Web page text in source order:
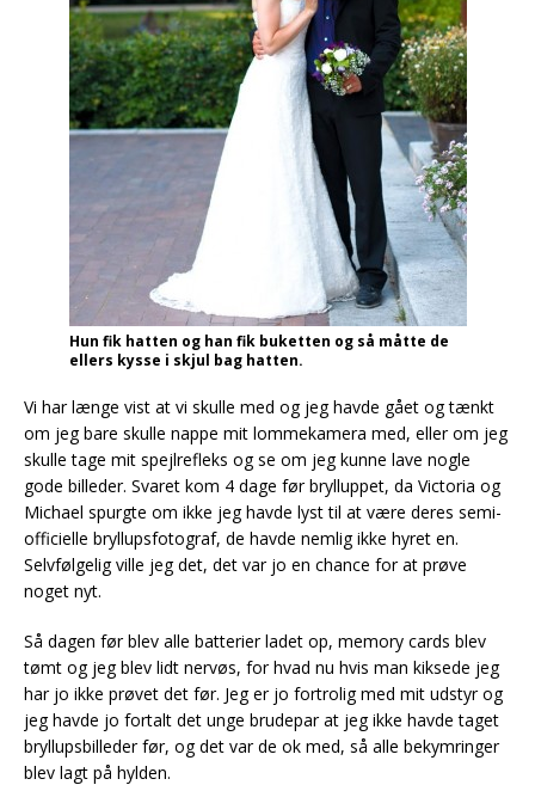
Hun fik hatten og han fik buketten og så måtte de
ellers kysse i skjul bag hatten.
Vi har længe vist at vi skulle med og jeg havde gået og tænkt
om jeg bare skulle nappe mit lommekamera med, eller om jeg
skulle tage mit spejlrefleks og se om jeg kunne lave nogle
gode billeder. Svaret kom 4 dage før brylluppet, da Victoria og
Michael spurgte om ikke jeg havde lyst til at være deres semi-
officielle bryllupsfotograf, de havde nemlig ikke hyret en.
Selvfølgelig ville jeg det, det var jo en chance for at prøve
noget nyt.
Så dagen før blev alle batterier ladet op, memory cards blev
tømt og jeg blev lidt nervøs, for hvad nu hvis man kiksede jeg
har jo ikke prøvet det før. Jeg er jo fortrolig med mit udstyr og
jeg havde jo fortalt det unge brudepar at jeg ikke havde taget
bryllupsbilleder før, og det var de ok med, så alle bekymringer
blev lagt på hylden.